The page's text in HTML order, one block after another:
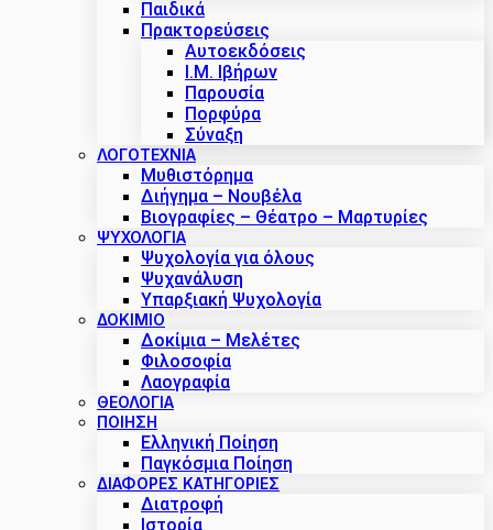
Παιδικά
Πρακτoρεύσεις
Αυτοεκδόσεις
Ι.Μ. Ιβήρων
Παρουσία
Πορφύρα
Σύναξη
ΛΟΓΟΤΕΧΝΙΑ
Μυθιστόρημα
Διήγημα – Νουβέλα
Βιογραφίες – Θέατρο – Μαρτυρίες
ΨΥΧΟΛΟΓΙΑ
Ψυχολογία για όλους
Ψυχανάλυση
Υπαρξιακή Ψυχολογία
ΔΟΚΊΜΙΟ
Δοκίμια – Μελέτες
Φιλοσοφία
Λαογραφία
ΘΕΟΛΟΓΙΑ
ΠΟΙΗΣΗ
Ελληνική Ποίηση
Παγκόσμια Ποίηση
ΔΙΑΦΟΡΕΣ ΚΑΤΗΓΟΡΙΕΣ
Διατροφή
Ιστορία